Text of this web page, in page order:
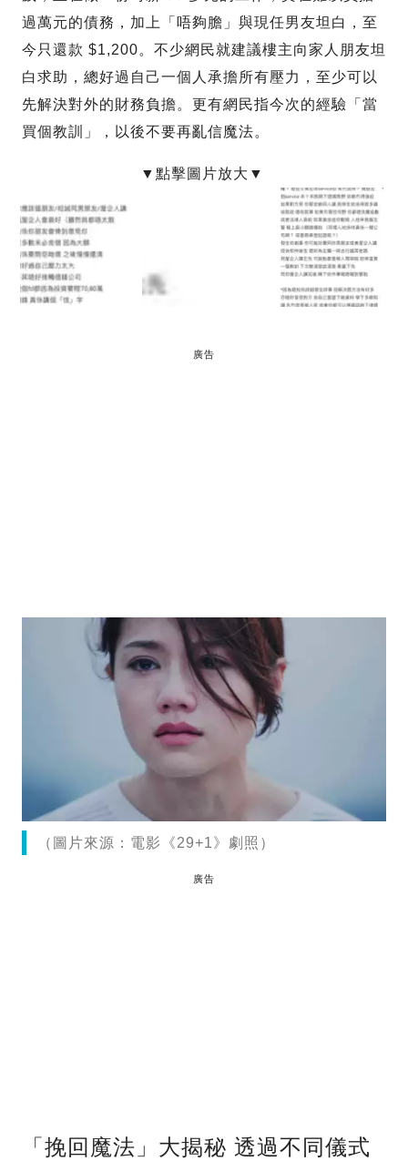
過萬元的債務，加上「唔夠膽」與現任男友坦白，至
今只還款 $1,200。不少網民就建議樓主向家人朋友坦
白求助，總好過自己一個人承擔所有壓力，至少可以
先解決對外的財務負擔。更有網民指今次的經驗「當
買個教訓」，以後不要再亂信魔法。
廣告
（圖片來源：電影《29+1》劇照）
廣告
「挽回魔法」大揭秘 透過不同儀式